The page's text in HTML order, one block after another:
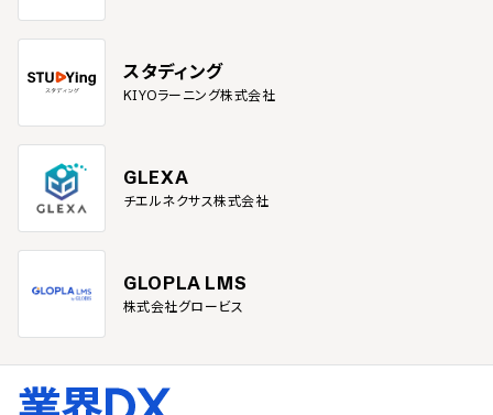
スタディング
KIYOラーニング株式会社
GLEXA
チエルネクサス株式会社
GLOPLA LMS
株式会社グロービス